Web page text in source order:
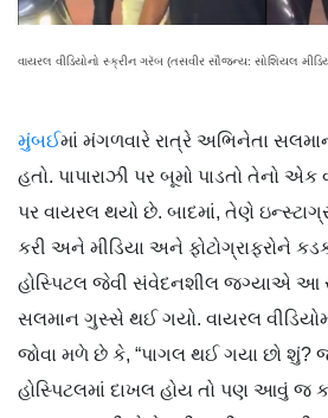
વાયરલ વીડિયોનો સ્ક્રીન ગરૅબ (તસવીર સૌજન્ય: સોશિયલ
મુંબઈમાં મંગળવારે રાત્રે અભિનેતા
હતો. પાપારાઝી પર બૂમો પાડતો તેનો એક
પર વાયરલ થયો છે. બાદમાં, તેણે
કરી અને મીડિયા અને ફોટોગ્રાફરોને
હોસ્પિટલ જેવી સંવેદનશીલ જગ્યાએ આ
સલમાન ગુસ્સે થઈ ગયો. વાયરલ
જોવા મળે છે કે, “પાગલ થઈ ગયા છો શું?
હોસ્પિટલમાં દાખલ હોય તો પણ આવું જ